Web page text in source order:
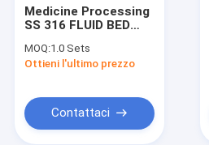
Medicine Processing
SS 316 FLUID BED
CHINA
MOQ:1.0 Sets
Ottieni l'ultimo prezzo
Contattaci